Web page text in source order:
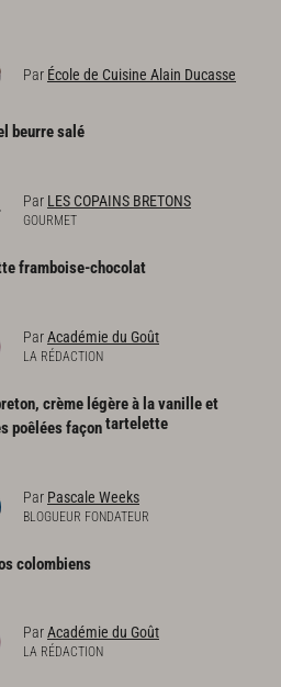
Par École de Cuisine Alain Ducasse
beurresalé
Par LES COPAINS BRETONS
GOURMET
framboise-chocolat
ParAcadémie du Goût
LA RÉDACTION
crème légère à la vanille et
poêlées façontartelette
Par Pascale Weeks
BLOGUEUR FONDATEUR
colombiens
ParAcadémie du Goût
LA RÉDACTION